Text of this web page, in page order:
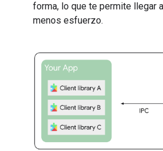
forma, lo que te permite llegar
menos esfuerzo.